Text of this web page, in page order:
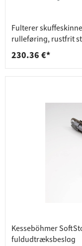
Fulterer
rulleføring, rustfrit
230.36 €*
Kesseböhmer
fuldudtræksbeslag